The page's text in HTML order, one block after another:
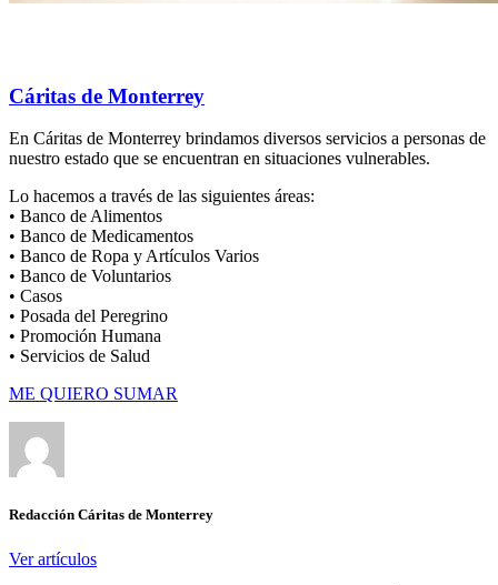
Cáritas de Monterrey
En Cáritas de Monterrey brindamos diversos servicios a personas de
nuestro estado que se encuentran en situaciones vulnerables.
Lo hacemos a través de las siguientes áreas:
• Banco de Alimentos
• Banco de Medicamentos
• Banco de Ropa y Artículos Varios
• Banco de Voluntarios
• Casos
• Posada del Peregrino
• Promoción Humana
• Servicios de Salud
ME QUIERO SUMAR
Redacción Cáritas de Monterrey
Ver artículos